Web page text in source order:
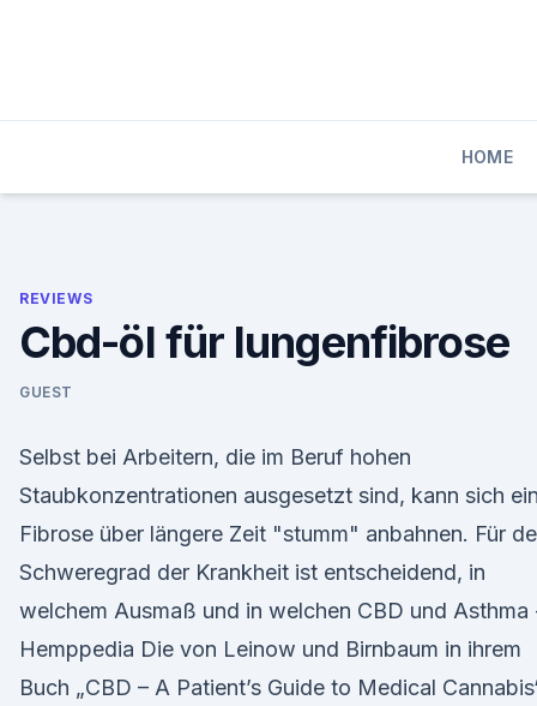
HOME
REVIEWS
Cbd-öl für lungenfibrose
GUEST
Selbst bei Arbeitern, die im Beruf hohen
Staubkonzentrationen ausgesetzt sind, kann sich
Fibrose über längere Zeit "stumm" anbahnen. Für
Schweregrad der Krankheit ist entscheidend, in
welchem Ausmaß und in welchen CBD und Asthma
Hemppedia Die von Leinow und Birnbaum in ihrem
Buch „CBD – A Patient’s Guide to Medical